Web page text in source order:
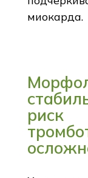
миокарда.